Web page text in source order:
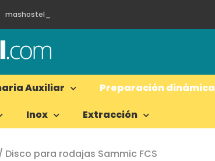
mashostel_
Auxiliar Preparación dinámica
Inox Extracción
Disco para rodajas Sammic FCS